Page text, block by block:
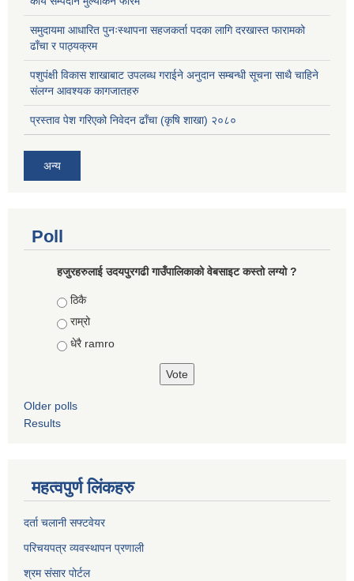
समुदायमा आधारित पुनःस्थापना सहजकर्ता पदका लागि दरखास्त फारामको
ढाँचा र पाठ्यक्रम
पशुपंक्षी विकास शाखाबाट उपलब्ध गराईने अनुदान सम्बन्धी सूचना साथै चाहिने
संलग्न आवश्यक कागजातहरु
प्रस्ताव पेश गरिएको निवेदन ढाँचा (कृषि शाखा) २०८०
अन्य
Poll
हजुरहरुलाई उदयपुरगढी गाउँपालिकाको वेबसाइट कस्तो लग्यो ?
Choices
ठिकै
राम्रो
धेरै ramro
Older polls
Results
महत्वपुर्ण लिंकहरु
दर्ता चलानी सफ्टवेयर
परिचयपत्र व्यवस्थापन प्रणाली
श्रम संसार पोर्टल